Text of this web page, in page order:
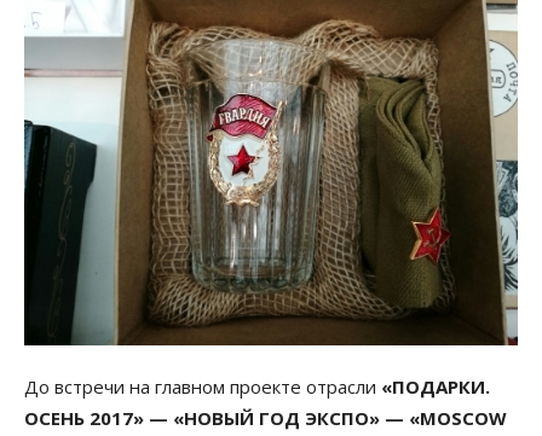
До встречи на главном проекте отрасли «ПОДАРКИ.
ОСЕНЬ 2017» — «НОВЫЙ ГОД ЭКСПО» — «MOSCOW